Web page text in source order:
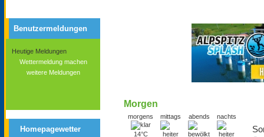
Benutzermeldungen
Heutige Meldungen
Wettermeldung machen
weitere Meldungen
Homepagewetter
Morgen
morgens
14°C
mittags abends nachts